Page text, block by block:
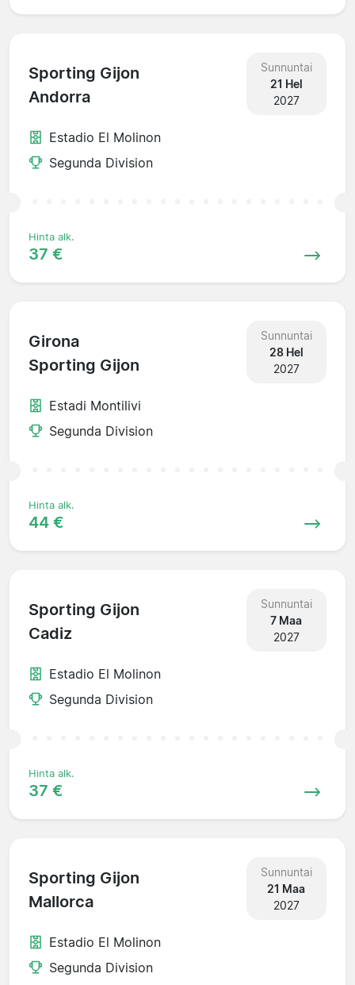
Sporting Gijon
Andorra
Sunnuntai
21 Hel
2027
Estadio El Molinon
Segunda Division
Hinta alk.
37 €
Girona
Sporting Gijon
Sunnuntai
28 Hel
2027
Estadi Montilivi
Segunda Division
Hinta alk.
44 €
Sporting Gijon
Cadiz
Sunnuntai
7 Maa
2027
Estadio El Molinon
Segunda Division
Hinta alk.
37 €
Sporting Gijon
Mallorca
Sunnuntai
21 Maa
2027
Estadio El Molinon
Segunda Division